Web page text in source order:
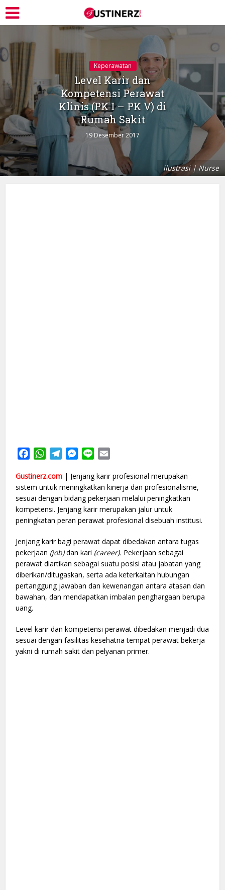
Keperawatan
Level Karir dan
Kompetensi Perawat
Klinis (PK I – PK V) di
Rumah Sakit
19 Desember 2017
ilustrasi | Nurse
FacebookWhatsApp
TelegramMessenger
Line
Gustinerz.com | Jenjang karir profesional merupakan
sistem untuk meningkatkan kinerja dan profesionalisme,
sesuai dengan bidang pekerjaan melalui peningkatkan
kompetensi. Jenjang karir merupakan jalur untuk
peningkatan peran perawat profesional disebuah institusi.
Jenjang karir bagi perawat dapat dibedakan antara tugas
pekerjaan (job)dan kari (career). Pekerjaan sebagai
perawat diartikan sebagai suatu posisi atau jabatan yang
diberikan/ditugaskan, serta ada keterkaitan hubungan
pertanggung jawaban dan kewenangan antara atasan dan
bawahan, dan mendapatkan imbalan penghargaan berupa
uang.
Level karir dan kompetensi perawat dibedakan menjadi dua
sesuai dengan fasilitas kesehatna tempat perawat bekerja
yakni di rumah sakit dan pelyanan primer.